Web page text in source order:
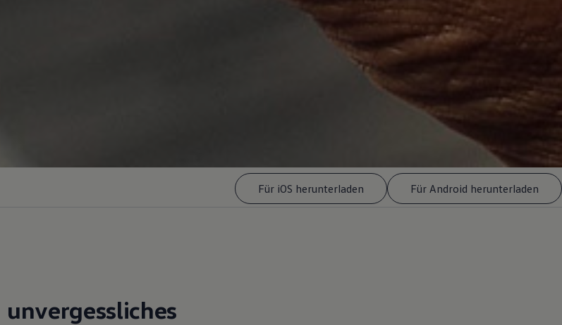
Für iOS herunterladen Für Android herunterladen
unvergessliches